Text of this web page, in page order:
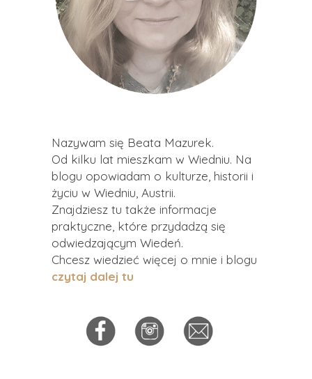
Nazywam się Beata Mazurek.
Od kilku lat mieszkam w Wiedniu. Na
blogu opowiadam o kulturze, historii i
życiu w Wiedniu, Austrii.
Znajdziesz tu także informacje
praktyczne, które przydadzą się
odwiedzającym Wiedeń.
Chcesz wiedzieć więcej o mnie i blogu
czytaj dalej tu